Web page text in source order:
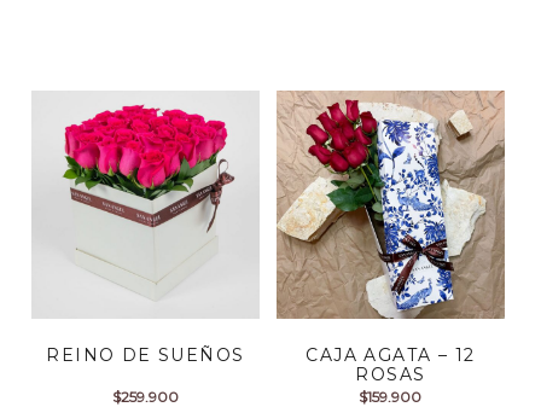
REINO DE SUEÑOS
$259.900
CAJA AGATA – 12
ROSAS
$159.900